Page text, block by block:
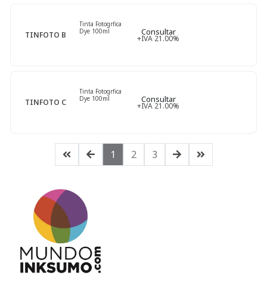
TINFOTO B
Tinta Fotogrfica
Dye 100ml
Consultar
+IVA 21.00%
TINFOTO C
Tinta Fotogrfica
Dye 100ml
Consultar
+IVA 21.00%
1 2 3